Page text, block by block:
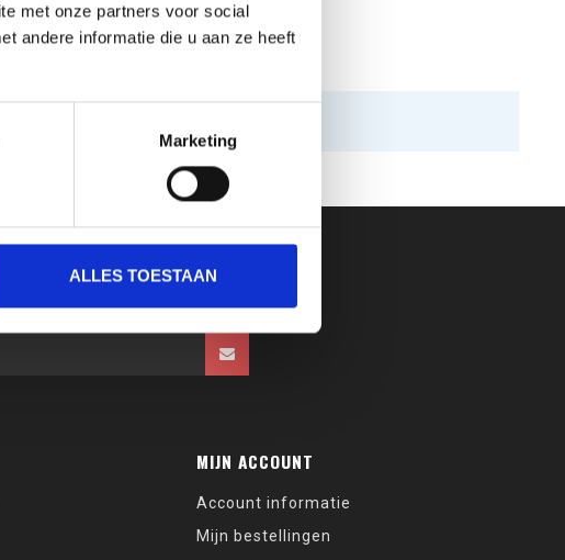
met onze partners voor social
andere informatie die u aan ze heeft
Marketing
ALLES TOESTAAN
MIJN ACCOUNT
Account informatie
Mijn bestellingen